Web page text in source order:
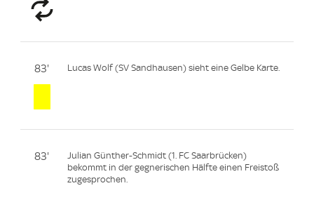
83' Lucas Wolf (SV Sandhausen) sieht eine Gelbe Karte.
83'
Julian Günther-Schmidt (1. FC Saarbrücken)
bekommt in der gegnerischen Hälfte einen Freistoß
zugesprochen.